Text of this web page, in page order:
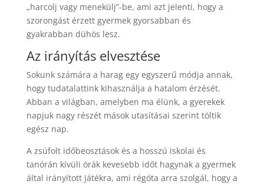
„harcolj vagy menekülj”-be, ami azt jelenti, hogy a
szorongást érzett gyermek gyorsabban és
gyakrabban dühös lesz.
Az irányítás elvesztése
Sokunk számára a harag egy egyszerű módja annak,
hogy tudatalattink kihasználja a hatalom érzését.
Abban a világban, amelyben ma élünk, a gyerekek
napjuk nagy részét mások utasításai szerint töltik
egész nap.
A zsúfolt időbeosztások és a hosszú iskolai és
tanórán kívüli órák kevesebb időt hagynak a gyermek
által irányított játékra, ami régóta arra szolgál, hogy a